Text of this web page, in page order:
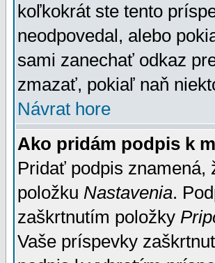
koľkokrát ste tento
neodpovedal, alebo
sami zanechať odkaz
zmazať, pokiaľ naň
Návrat hore
Ako pridám podpis k
Pridať podpis znamená,
položku Nastavenia.
zaškrtnutím položky
Vaše príspevky